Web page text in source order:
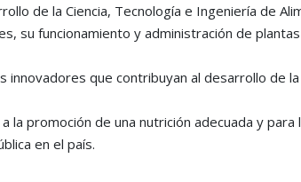
de la Ciencia, Tecnología e Ingeniería de
su funcionamiento y administración de
que contribuyan al desarrollo de
promoción de una nutrición adecuada y para
en el país.